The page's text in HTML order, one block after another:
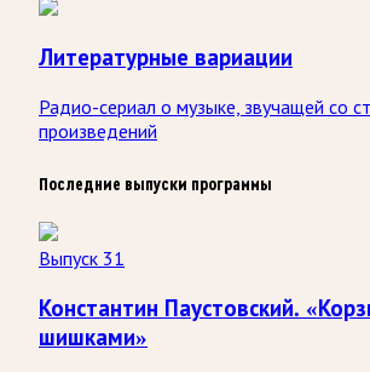
Литературные вариации
Радио-сериал о музыке, звучащей со
произведений
Последние выпуски программы
Выпуск 31
Константин Паустовский.
шишками»